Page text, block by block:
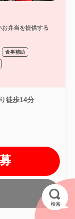
弁当を提供する
食事補助
徒歩14分
検索